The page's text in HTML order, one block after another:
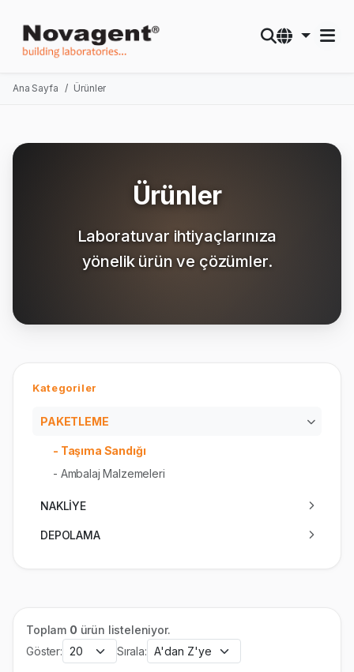
Ana Sayfa Ürünler
Ürünler
Laboratuvar ihtiyaçlarınıza
yönelik ürün ve çözümler.
Kategoriler
PAKETLEME
- Taşıma Sandığı
- Ambalaj Malzemeleri
NAKLİYE
DEPOLAMA
Toplam 0 ürün listeleniyor.
Göster:
Sırala: